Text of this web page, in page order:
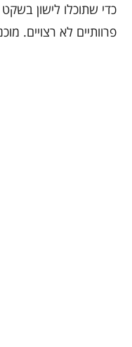
כדי שתוכלו לישון
פרוותיים לא רצויים.